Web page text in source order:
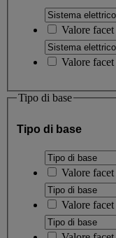
Valore facet
Valore facet
Tipo di base
Tipo di base
Valore facet
Valore facet